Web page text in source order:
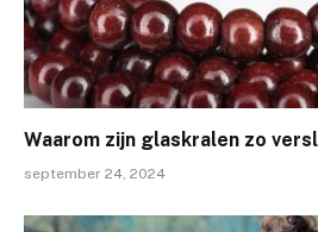
Waarom zijn glaskralen zo
september 24, 2024